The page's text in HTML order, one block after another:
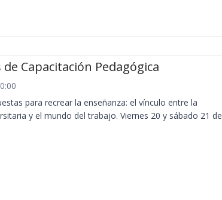
de Capacitación Pedagógica
para recrear la enseñanza: el vínculo entre la
y el mundo del trabajo. Viernes 20 y sábado 21 de